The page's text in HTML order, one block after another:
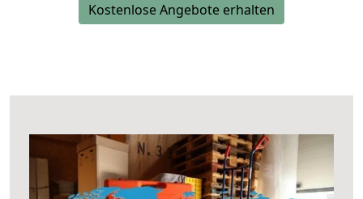
Kostenlose Angebote erhalten